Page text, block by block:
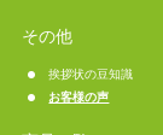
その他
挨拶状の豆知識
お客様の声